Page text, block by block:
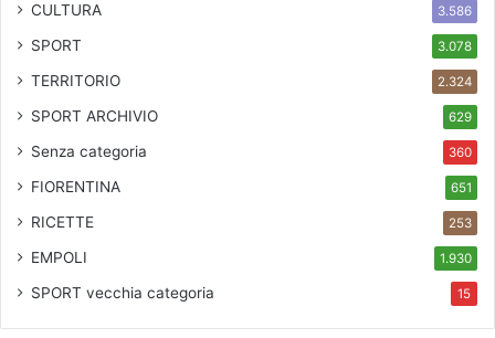
CULTURA 3.586
SPORT 3.078
TERRITORIO 2.324
SPORT ARCHIVIO 629
Senza categoria 360
FIORENTINA 651
RICETTE 253
EMPOLI 1.930
SPORT vecchia categoria 15